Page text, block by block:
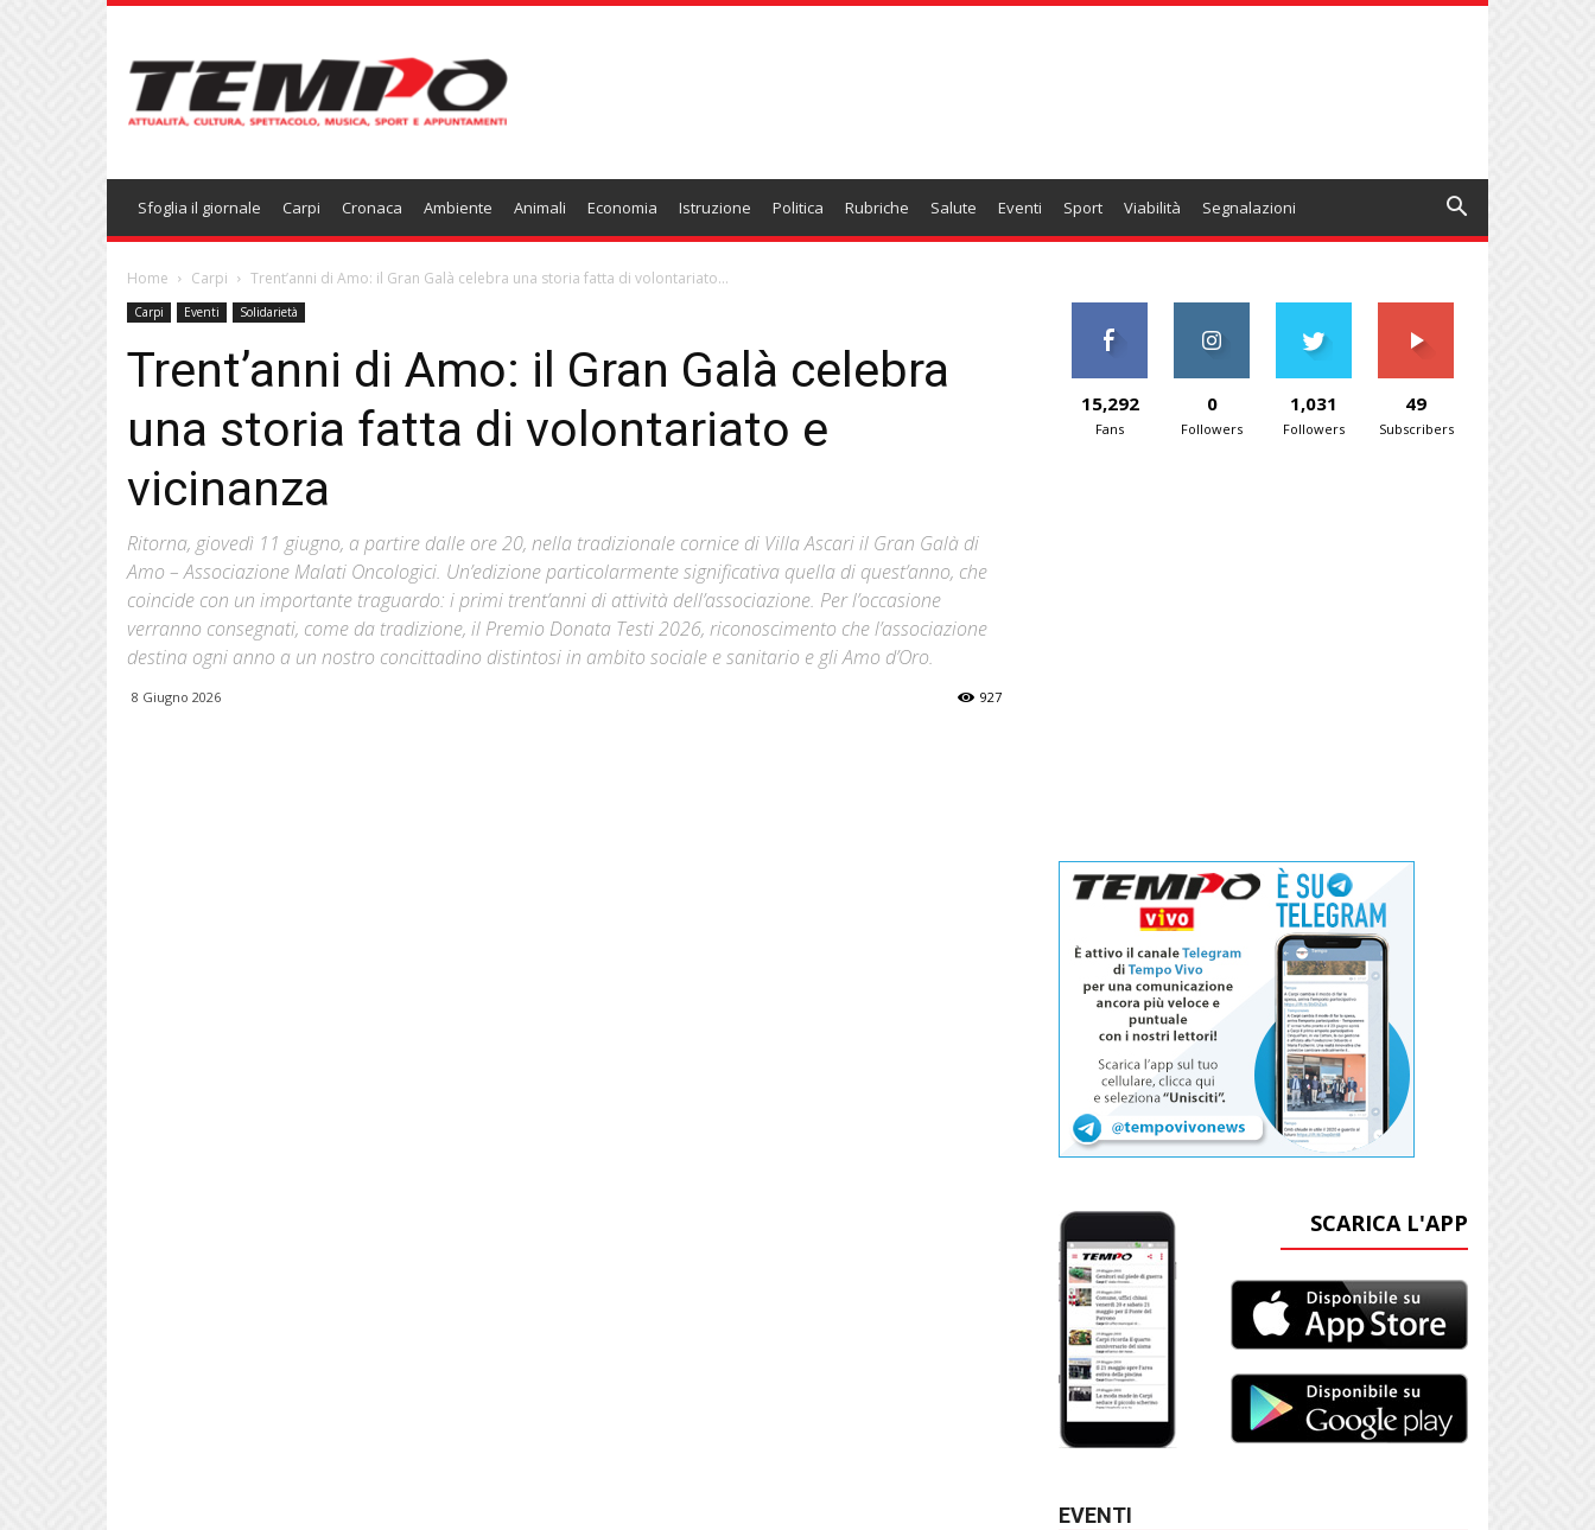
Sfoglia il giornale Carpi Cronaca Ambiente Animali Economia Istruzione Politica Rubriche Salute Eventi Sport Viabilità Segnalazioni
Home Carpi Trent’anni di Amo: il Gran Galà celebra una storia fatta di volontariato...
Carpi Eventi Solidarietà
Trent’anni di Amo: il Gran Galà celebra
una storia fatta di volontariato e
vicinanza
Ritorna, giovedì 11 giugno, a partire dalle ore 20, nella tradizionale cornice di Villa Ascari il Gran Galà di
Amo – Associazione Malati Oncologici. Un’edizione particolarmente significativa quella di quest’anno, che
coincide con un importante traguardo: i primi trent’anni di attività dell’associazione. Per l’occasione
verranno consegnati, come da tradizione, il Premio Donata Testi 2026, riconoscimento che l’associazione
destina ogni anno a un nostro concittadino distintosi in ambito sociale e sanitario e gli Amo d’Oro.
8 Giugno 2026 927
15,292
Fans
0
Followers
1,031
Followers
49
Subscribers
SCARICA L'APP
EVENTI